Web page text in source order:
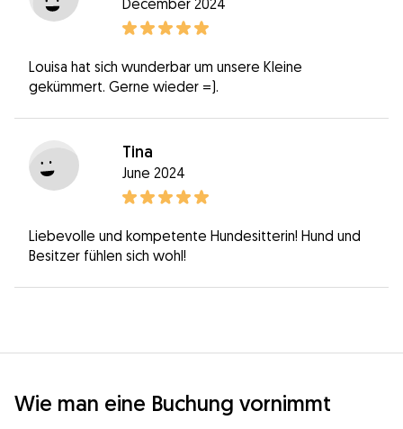
Louisa hat sich wunderbar um unsere Kleine
gekümmert. Gerne wieder =).
Tina
June 2024
Liebevolle und kompetente Hundesitterin! Hund und
Besitzer fühlen sich wohl!
Wie man eine Buchung vornimmt